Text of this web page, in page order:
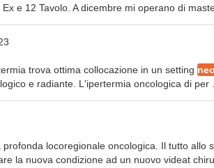
Ex e 12 Tavolo. A dicembre mi operano di
trova ottima collocazione in un setting
e radiante. L'ipertermia oncologica di per ...
profonda locoregionale oncologica. Il tutto
la nuova condizione ad un nuovo videat